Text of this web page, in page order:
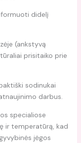
didelį
(ankstyvą
prisitaiko prie
sodinukai
darbus.
specialiose
ir temperatūrą, kad
jėgos